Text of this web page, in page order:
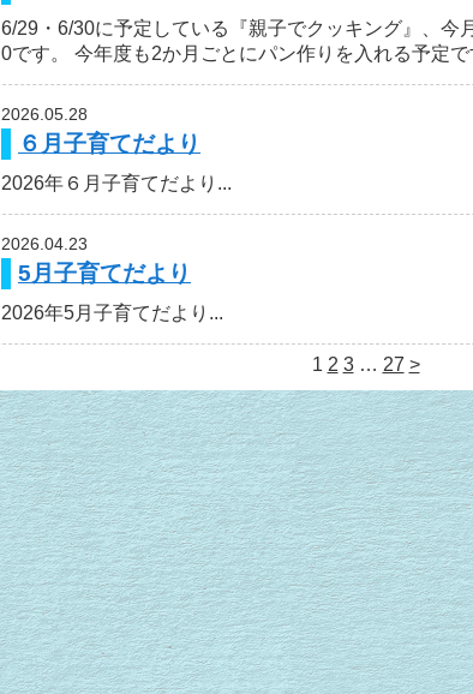
6/29・6/30に予定している『親子でクッキング』、今
0です。 今年度も2か月ごとにパン作りを入れる予定
2026.05.28
６月子育てだより
2026年６月子育てだより...
2026.04.23
5月子育てだより
2026年5月子育てだより...
1 2 3 … 27 >